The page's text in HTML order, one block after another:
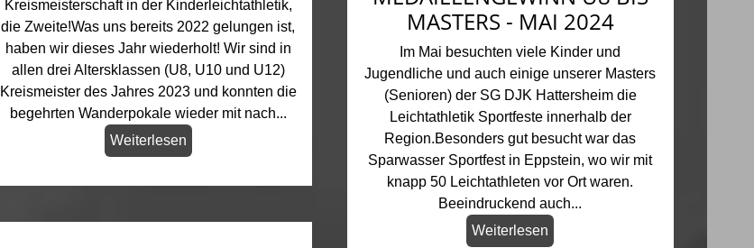
Kreismeisterschaft in der Kinderleichtathletik,
die Zweite!Was uns bereits 2022 gelungen ist,
haben wir dieses Jahr wiederholt! Wir sind in
allen drei Altersklassen (U8, U10 und U12)
Kreismeister des Jahres 2023 und konnten die
begehrten Wanderpokale wieder mit nach...
Weiterlesen
MASTERS - MAI 2024
Im Mai besuchten viele Kinder und
Jugendliche und auch einige unserer Masters
(Senioren) der SG DJK Hattersheim die
Leichtathletik Sportfeste innerhalb der
Region.Besonders gut besucht war das
Sparwasser Sportfest in Eppstein, wo wir mit
knapp 50 Leichtathleten vor Ort waren.
Beeindruckend auch...
Weiterlesen